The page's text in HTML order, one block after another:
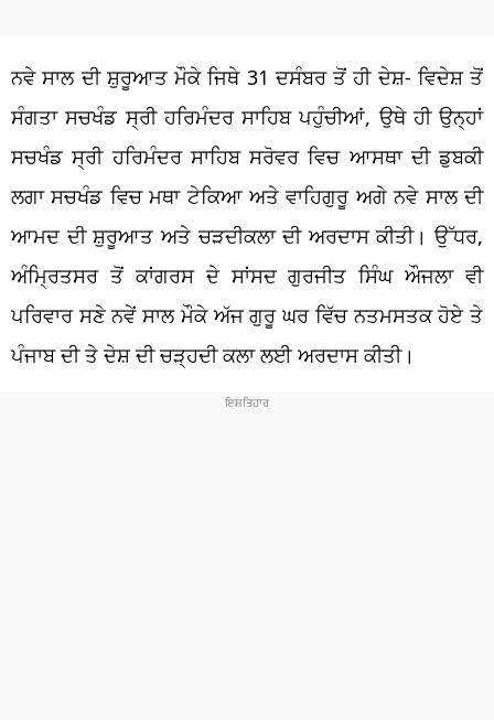
ਨਵੇ ਸਾਲ ਦੀ ਸ਼ੁਰੂਆਤ ਮੌਕੇ ਜਿਥੇ 31 ਦਸੰਬਰ ਤੋਂ ਹੀ ਦੇਸ਼- ਵਿਦੇਸ਼ ਤੋਂ
ਸੰਗਤਾ ਸਚਖੰਡ ਸ੍ਰੀ ਹਰਿਮੰਦਰ ਸਾਹਿਬ ਪਹੁੰਚੀਆਂ, ਉਥੇ ਹੀ ਉਨ੍ਹਾਂ
ਸਚਖੰਡ ਸ੍ਰੀ ਹਰਿਮੰਦਰ ਸਾਹਿਬ ਸਰੋਵਰ ਵਿਚ ਆਸਥਾ ਦੀ ਡੁਬਕੀ
ਲਗਾ ਸਚਖੰਡ ਵਿਚ ਮਥਾ ਟੇਕਿਆ ਅਤੇ ਵਾਹਿਗੁਰੂ ਅਗੇ ਨਵੇ ਸਾਲ ਦੀ
ਆਮਦ ਦੀ ਸ਼ੁਰੂਆਤ ਅਤੇ ਚੜਦੀਕਲਾ ਦੀ ਅਰਦਾਸ ਕੀਤੀ। ਉੱਧਰ,
ਅੰਮ੍ਰਿਤਸਰ ਤੋਂ ਕਾਂਗਰਸ ਦੇ ਸਾਂਸਦ ਗੁਰਜੀਤ ਸਿੰਘ ਔਜਲਾ ਵੀ
ਪਰਿਵਾਰ ਸਣੇ ਨਵੇਂ ਸਾਲ ਮੌਕੇ ਅੱਜ ਗੁਰੂ ਘਰ ਵਿੱਚ ਨਤਮਸਤਕ ਹੋਏ ਤੇ
ਪੰਜਾਬ ਦੀ ਤੇ ਦੇਸ਼ ਦੀ ਚੜ੍ਹਦੀ ਕਲਾ ਲਈ ਅਰਦਾਸ ਕੀਤੀ।